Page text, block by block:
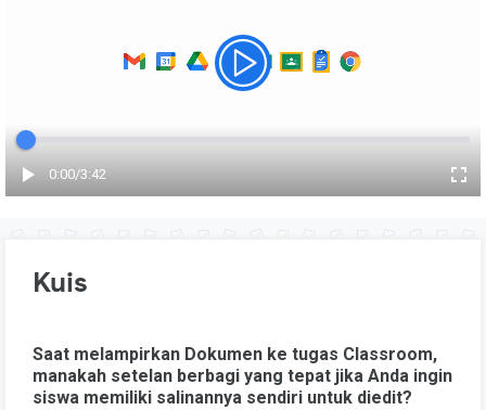
Waktu berlalu
0:00/Total
3:42
Kuis
Saat melampirkan Dokumen ke tugas Classroom,
manakah setelan berbagi yang tepat jika Anda ingin
siswa memiliki salinannya sendiri untuk diedit?